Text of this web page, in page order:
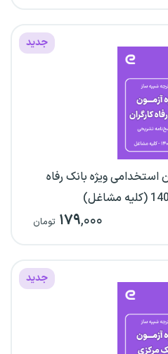
جدید
استخدامی ویژه بانک رفاه
۱۷۹,۰۰۰ تومان
جدید